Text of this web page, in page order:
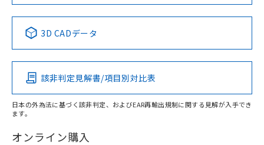
サージオン電流耐量
Pb Hg Cd Cr(VI)
O
在庫等で未対応品が混在する可能性があります。
No No No No
この製品の規格認証/適合状況ページへ
その他の認証はこちらのページからご検索ください
3D CADデータ
該非判定見解書/項目別対比表
日本の外為法に基づく該非判定、およびEAR再輸出規制に関する見解が入手でき
ます。
オンライン購入